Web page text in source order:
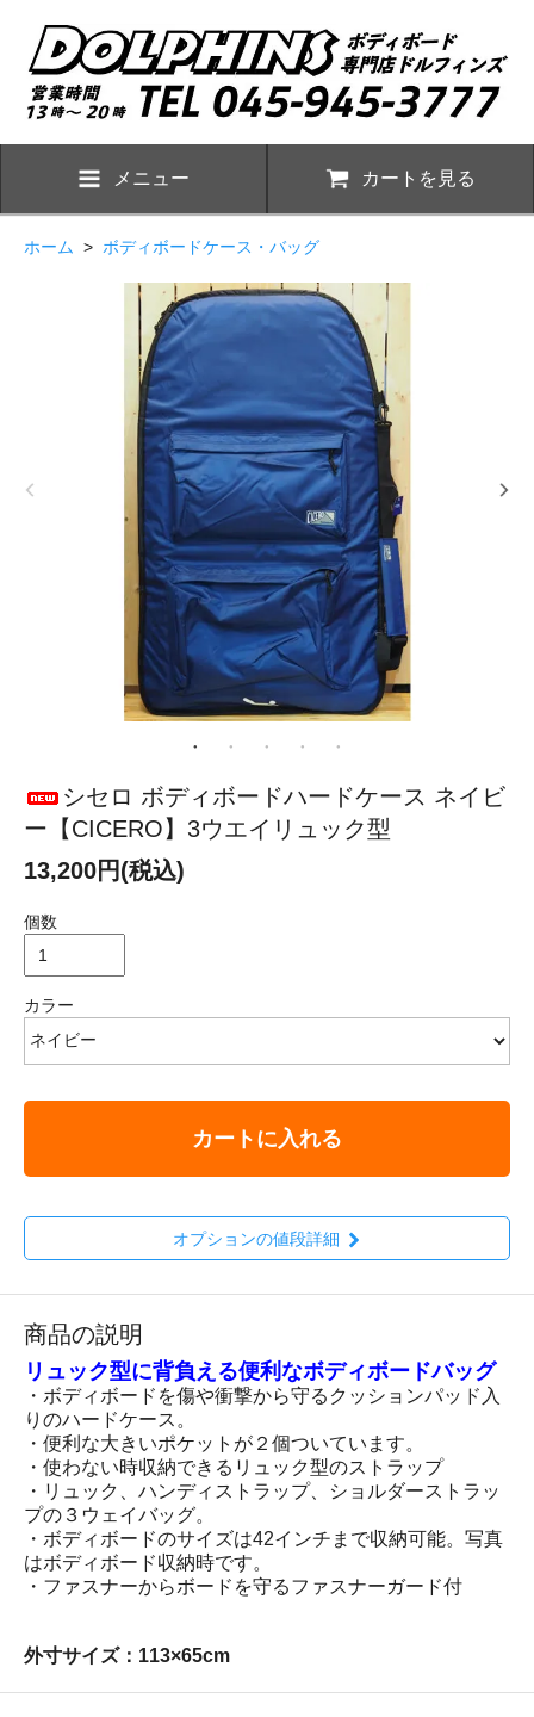
メニュー カートを見る
ホーム > ボディボードケース・バッグ
シセロ ボディボードハードケース ネイビ
ー【CICERO】3ウエイリュック型
13,200円(税込)
個数
カラー
カートに入れる
オプションの値段詳細
商品の説明
リュック型に背負える便利なボディボードバッグ
・ボディボードを傷や衝撃から守るクッションパッド入
りのハードケース。
・便利な大きいポケットが２個ついています。
・使わない時収納できるリュック型のストラップ
・リュック、ハンディストラップ、ショルダーストラッ
プの３ウェイバッグ。
・ボディボードのサイズは42インチまで収納可能。写真
はボディボード収納時です。
・ファスナーからボードを守るファスナーガード付
外寸サイズ：113×65cm